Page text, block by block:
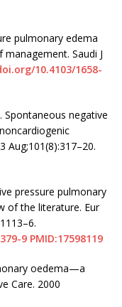
pulmonary edema
Saudi J
10.4103/1658-
Spontaneous negative
Aug;101(8):317–20.
pressure pulmonary
of the literature. Eur
9 PMID:17598119
oedema—a
Care. 2000